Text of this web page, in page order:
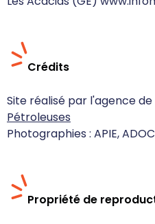
Crédits
Site réalisé par l'agence
Pétroleuses
Photographies : APIE,
Propriété de